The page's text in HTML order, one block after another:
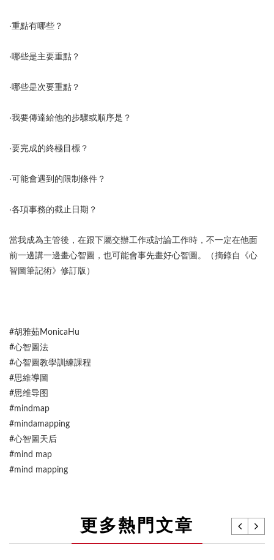
‧重點有哪些？
‧哪些是主要重點？
‧哪些是次要重點？
‧我要傳達給他的步驟或順序是？
‧要完成的終極目標？
‧可能會遇到的限制條件？
‧各項事務的截止日期？
當我成為主管後，在跟下屬交辦工作或討論工作時，不一定在他面
前一邊講一邊畫心智圖，也可能會事先畫好心智圖。（摘錄自《心
智圖筆記術》修訂版）
#胡雅茹MonicaHu
#心智圖法
#心智圖教學訓練課程
#思維導圖
#思维导图
#mindmap
#mindamapping
#心智圖天后
#mind map
#mind mapping
更多熱門文章